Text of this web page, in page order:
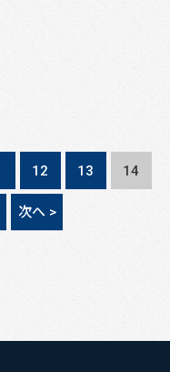
12 13 14
次へ >